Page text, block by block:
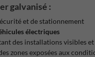
galvanisé :
et de stationnement
électriques
des installations visibles
zones exposées aux